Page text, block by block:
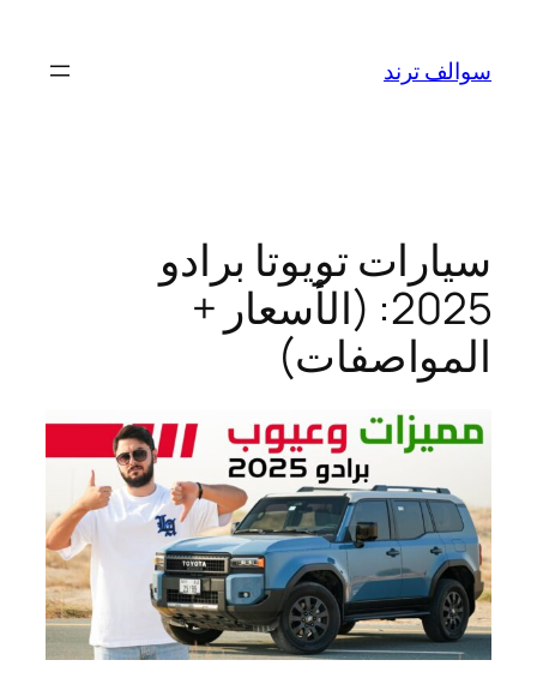
المحتوى
سوالف ترند
سيارات تويوتا برادو
2025: (الأسعار +
المواصفات)